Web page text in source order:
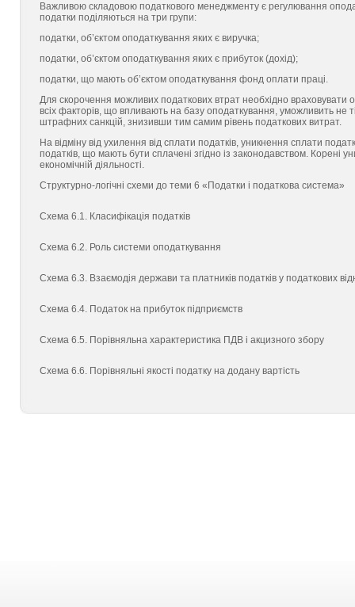
Важливою складовою податкового менеджменту є регулювання
податки поділяються на три групи:
податки, об’єктом оподаткування яких є виручка;
податки, об’єктом оподаткування яких є прибуток (дохід);
податки, що мають об’єктом оподаткування фонд оплати праці.
Для скорочення можливих податкових втрат необхідно враховувати
всіх факторів, що впливають на базу оподаткування, уможливить не
штрафних санкцій, знизивши тим самим рівень податкових витрат.
На відміну від ухилення від сплати податків, уникнення сплати
податків, що мають бути сплачені згідно із законодавством.
економічній діяльності.
Структурно-логічні схеми до теми 6 «Податки і податкова система»
Схема 6.1. Класифікація податків
Схема 6.2. Роль системи оподаткування
Схема 6.3. Взаємодія держави та платників податків у податкових
Схема 6.4. Податок на прибуток підприємств
Схема 6.5. Порівняльна характеристика ПДВ і акцизного збору
Схема 6.6. Порівняльні якості податку на додану вартість